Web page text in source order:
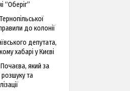
“Оберіг”
до колонії
депутата,
хабарі у Києві
який за
розшуку та